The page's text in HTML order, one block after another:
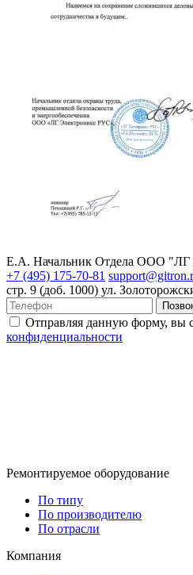
Е.А. Начальник Отдела ООО "ЛГ
+7 (495) 175-70-81
стр. 9 (доб. 1000) ул.
Отправляя данную форму, вы
конфиденциальности
Ремонтируемое оборудование
По типу
По производителю
По отрасли
Компания